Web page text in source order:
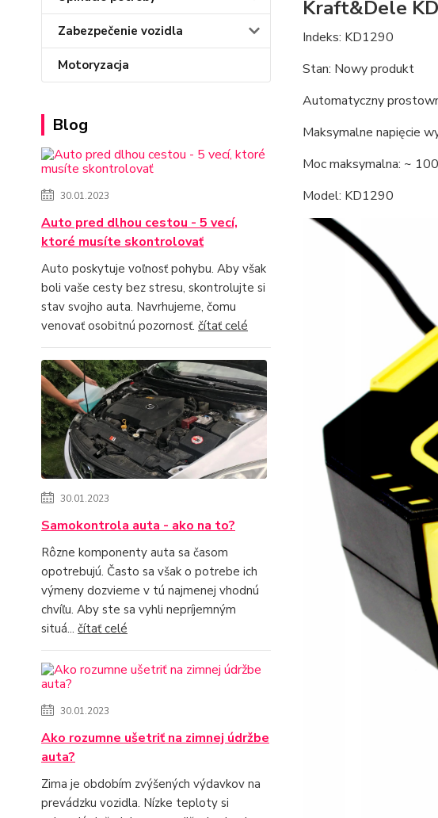
Zabezpečenie vozidla
Motoryzacja
Blog
30.01.2023
Auto pred dlhou cestou - 5 vecí,
ktoré musíte skontrolovať
Auto poskytuje voľnosť pohybu. Aby však
boli vaše cesty bez stresu, skontrolujte si
stav svojho auta. Navrhujeme, čomu
venovať osobitnú pozornosť. čítať celé
30.01.2023
Samokontrola auta - ako na to?
Rôzne komponenty auta sa časom
opotrebujú. Často sa však o potrebe ich
výmeny dozvieme v tú najmenej vhodnú
chvíľu. Aby ste sa vyhli nepríjemným
situá... čítať celé
30.01.2023
Ako rozumne ušetriť na zimnej údržbe
auta?
Zima je obdobím zvýšených výdavkov na
prevádzku vozidla. Nízke teploty si
Kraft&Dele
Indeks: KD1290
Stan: Nowy produkt
Automatyczny
Maksymalne napięcie
Moc maksymalna: ~
Model: KD1290